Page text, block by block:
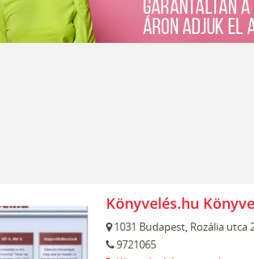
Könyvelés.hu
1031 Budapest, Rozália utca
9721065